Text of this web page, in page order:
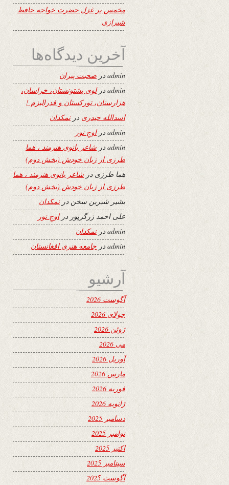
مخمس بر غزل حضرت خواجه حافظ
شیرازی
آخرین دیدگاه‌ها
adminدر صحبت پیران
admin درلوی پشتونستان، خراسان،
هزارستان، تورکستان و فدرالیزم !
اسدالله حیدری درنمکدان
adminدراوجِ نور
adminدر شاعر بانوی هنرمند ، هما
طرزی از زبان خودش (بخش دوم)
هما طرزی در شاعر بانوی هنرمند ، هما
طرزی از زبان خودش (بخش دوم)
بشیر شیرین سخن درنمکدان
علی احمد زرگرپور دراوجِ نور
adminدرنمکدان
admin در جامعه هنری افغانستان
آرشیو
آگوست 2026
جولای 2026
ژوئن 2026
می 2026
آوریل 2026
مارس 2026
فوریه 2026
ژانویه 2026
دسامبر 2025
نوامبر 2025
اکتبر 2025
سپتامبر 2025
آگوست 2025